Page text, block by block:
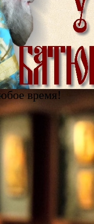
онлайн в
время!